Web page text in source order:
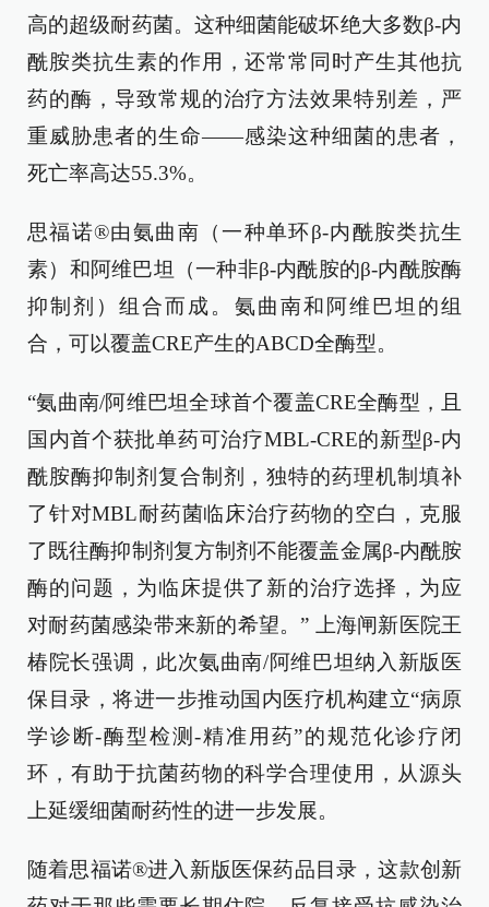
高的超级耐药菌。这种细菌能破坏绝大多数β-内
酰胺类抗生素的作用，还常常同时产生其他抗
药的酶，导致常规的治疗方法效果特别差，严
重威胁患者的生命——感染这种细菌的患者，
死亡率高达55.3%。
思福诺®由氨曲南（一种单环β-内酰胺类抗生
素）和阿维巴坦（一种非β-内酰胺的β-内酰胺酶
抑制剂）组合而成。氨曲南和阿维巴坦的组
合，可以覆盖CRE产生的ABCD全酶型。
“氨曲南/阿维巴坦全球首个覆盖CRE全酶型，且
国内首个获批单药可治疗MBL-CRE的新型β-内
酰胺酶抑制剂复合制剂，独特的药理机制填补
了针对MBL耐药菌临床治疗药物的空白，克服
了既往酶抑制剂复方制剂不能覆盖金属β-内酰胺
酶的问题，为临床提供了新的治疗选择，为应
对耐药菌感染带来新的希望。” 上海闸新医院王
椿院长强调，此次氨曲南/阿维巴坦纳入新版医
保目录，将进一步推动国内医疗机构建立“病原
学诊断-酶型检测-精准用药”的规范化诊疗闭
环，有助于抗菌药物的科学合理使用，从源头
上延缓细菌耐药性的进一步发展。
随着思福诺®进入新版医保药品目录，这款创新